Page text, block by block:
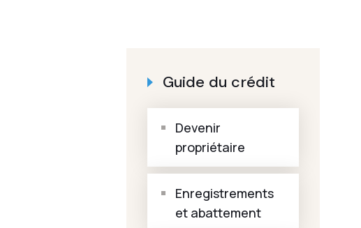
Guide du crédit
Devenir
propriétaire
Enregistrements
et abattement